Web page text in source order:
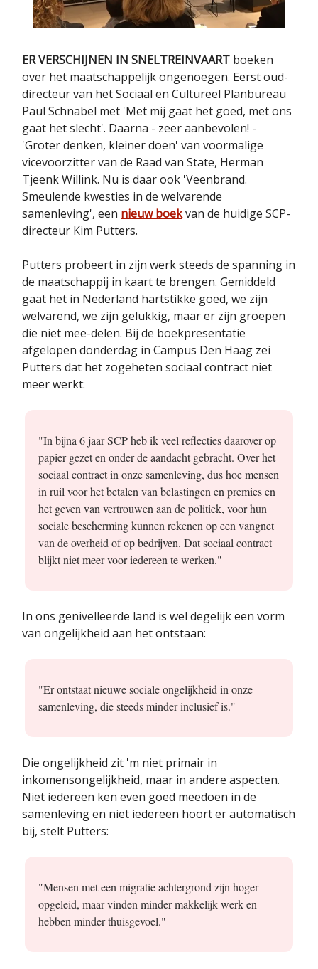
ER VERSCHIJNEN IN SNELTREINVAART boeken
over het maatschappelijk ongenoegen. Eerst oud-
directeur van het Sociaal en Cultureel Planbureau
Paul Schnabel met 'Met mij gaat het goed, met ons
gaat het slecht'. Daarna - zeer aanbevolen! -
'Groter denken, kleiner doen' van voormalige
vicevoorzitter van de Raad van State, Herman
Tjeenk Willink. Nu is daar ook 'Veenbrand.
Smeulende kwesties in de welvarende
samenleving', een nieuw boekvan de huidige SCP-
directeur Kim Putters.
Putters probeert in zijn werk steeds de spanning in
de maatschappij in kaart te brengen. Gemiddeld
gaat het in Nederland hartstikke goed, we zijn
welvarend, we zijn gelukkig, maar er zijn groepen
die niet mee-delen. Bij de boekpresentatie
afgelopen donderdag in Campus Den Haag zei
Putters dat het zogeheten sociaal contract niet
meer werkt:
"In bijna 6 jaar SCP heb ik veel reflecties daarover op
papier gezet en onder de aandacht gebracht. Over het
sociaal contract in onze samenleving, dus hoe mensen
in ruil voor het betalen van belastingen en premies en
het geven van vertrouwen aan de politiek, voor hun
sociale bescherming kunnen rekenen op een vangnet
van de overheid of op bedrijven. Dat sociaal contract
blijkt niet meer voor iedereen te werken."
In ons genivelleerde land is wel degelijk een vorm
van ongelijkheid aan het ontstaan:
"Er ontstaat nieuwe sociale ongelijkheid in onze
samenleving, die steeds minder inclusief is."
Die ongelijkheid zit 'm niet primair in
inkomensongelijkheid, maar in andere aspecten.
Niet iedereen ken even goed meedoen in de
samenleving en niet iedereen hoort er automatisch
bij, stelt Putters:
"Mensen met een migratie achtergrond zijn hoger
opgeleid, maar vinden minder makkelijk werk en
hebben minder thuisgevoel."